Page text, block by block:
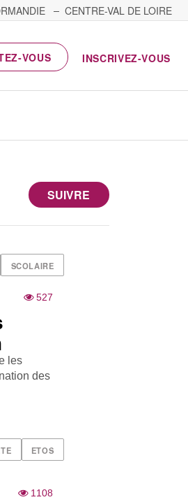
CENTRE-VAL DE LOIRE
VOUS INSCRIVEZ-VOUS
SUIVRE
SCOLAIRE
527
les
des
ETOS
1108